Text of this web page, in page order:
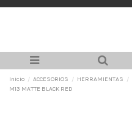
Inicio ACCESORIOS HERRAMIENTAS
M13 MATTE BLACK RED